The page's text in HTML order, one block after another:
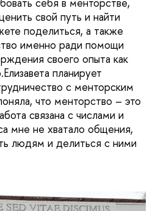
свой путь и найти
поделиться, а также
именно ради помощи
своего опыта как
планирует
с менторским
что менторство – это
связана с числами и
мне не хватало общения,
людям и делиться с ними